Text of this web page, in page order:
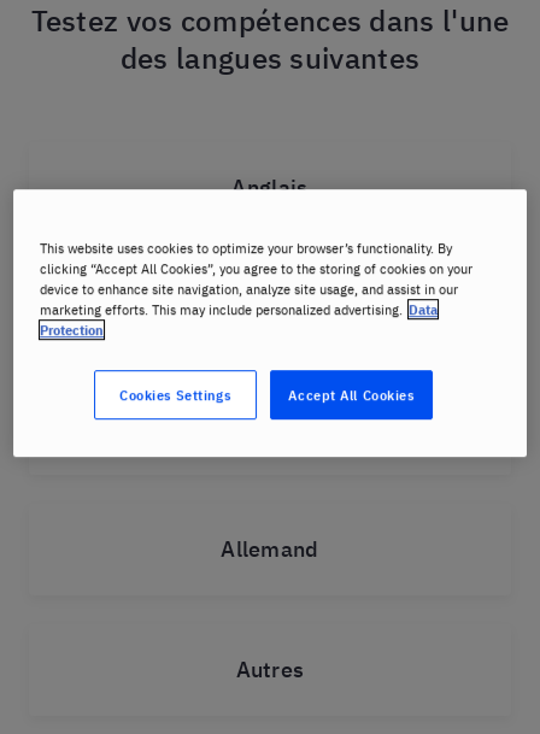
Testez vos compétences dans l'une
des langues suivantes
Anglais
Français
Espagnol
Allemand
Autres
This website uses cookies to optimize your browser’s functionality. By
clicking “Accept All Cookies”, you agree to the storing of cookies on your
device to enhance site navigation, analyze site usage, and assist in our
marketing efforts. This may include personalized advertising. Data
Protection
Accept All Cookies
Cookies Settings